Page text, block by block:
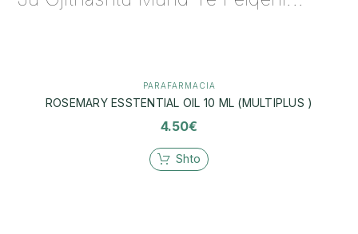
PARAFARMACIA
ROSEMARY ESSTENTIAL OIL 10 ML (MULTIPLUS )
4.50€
Shto